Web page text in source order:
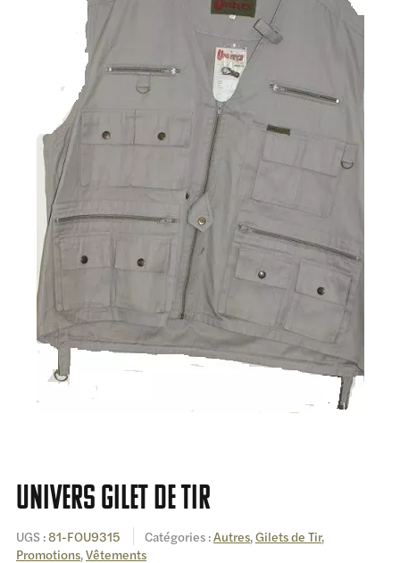
42,00 €.34,00 €.
UNIVERS Gilet de tir
UGS :81-FOU9315 Catégories :Autres,Gilets de Tir,
Promotions,Vêtements